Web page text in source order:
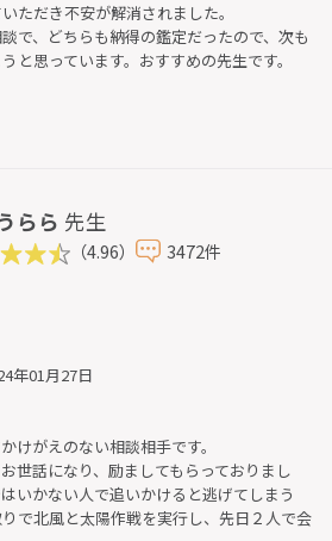
ただき不安が解消されました。
で、どちらも納得の鑑定だったので、次も
と思っています。おすすめの先生です。
らら 先生
（4.96） 3472件
年01月27日
けがえのない相談相手です。
世話になり、励ましてもらっておりまし
いかない人で追いかけると逃げてしまう
で北風と太陽作戦を実行し、先日２人で会